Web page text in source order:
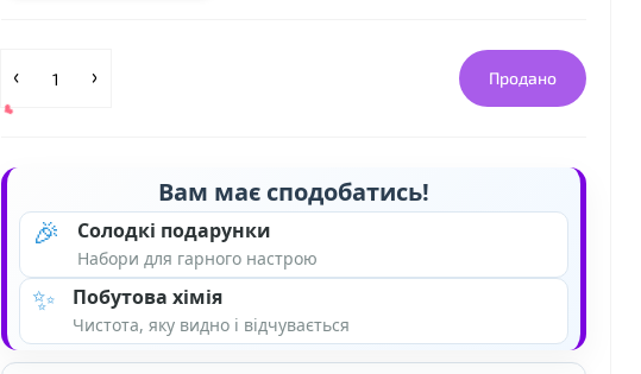
Продано
Вам має сподобатись!
🎉 Солодкі подарунки
Набори для гарного настрою
✨ Побутова хімія
Чистота, яку видно і відчувається